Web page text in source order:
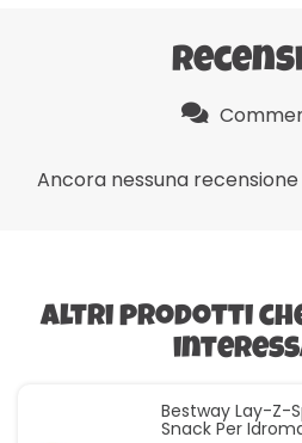
Ancora nessuna
Altri prodotti
Bestway Lay-Z-
Snack Per